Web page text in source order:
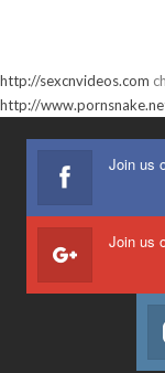
http://sexcnvideos.com
http://
Join us